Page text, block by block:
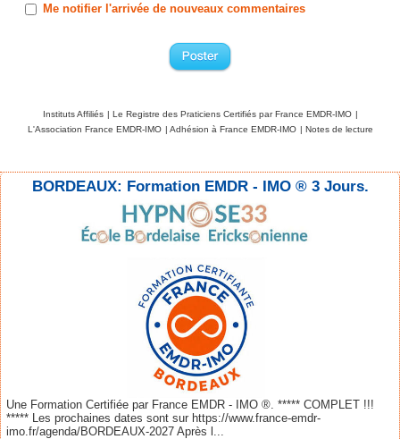
Me notifier l'arrivée de nouveaux commentaires
Instituts Affiliés | Le Registre des Praticiens Certifiés par France EMDR-IMO |
L'Association France EMDR-IMO | Adhésion à France EMDR-IMO | Notes de lecture
BORDEAUX: Formation EMDR - IMO ® 3 Jours.
Une Formation Certifiée par France EMDR - IMO ®. ***** COMPLET !!!
***** Les prochaines dates sont sur https://www.france-emdr-
imo.fr/agenda/BORDEAUX-2027 Après l...